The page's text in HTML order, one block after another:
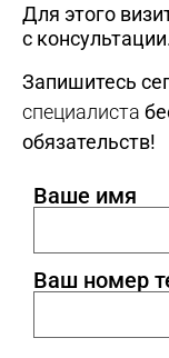
Для этого
с
Запишитесь
специалиста
обязательств!
Ваше имя
Ваш номер